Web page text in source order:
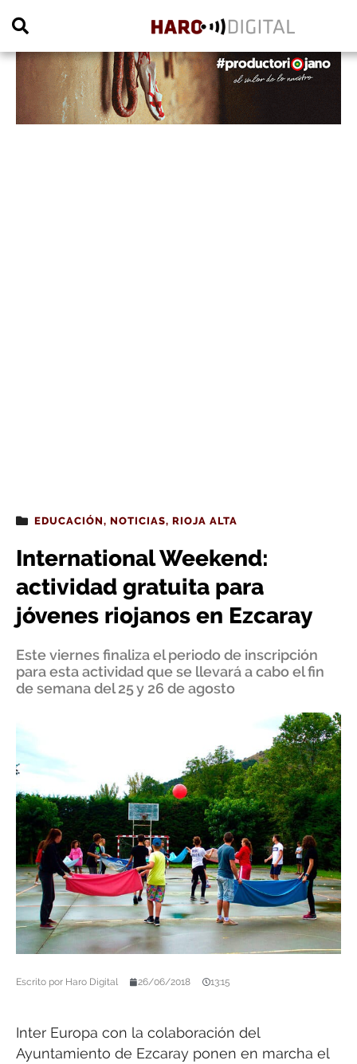
EDUCACIÓN, NOTICIAS, RIOJA ALTA
International Weekend:
actividad gratuita para
jóvenes riojanos en Ezcaray
Este viernes finaliza el periodo de inscripción
para esta actividad que se llevará a cabo el fin
de semana del 25 y 26 de agosto
Escrito por Haro Digital 26/06/2018 13:15
Inter Europa con la colaboración del
Ayuntamiento de Ezcaray ponen en marcha el